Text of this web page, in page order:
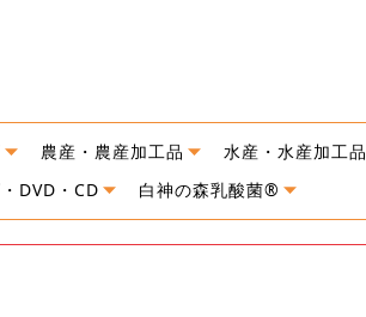
農産・農産加工品 水産・水産加工品
DVD・CD 白神の森乳酸菌®